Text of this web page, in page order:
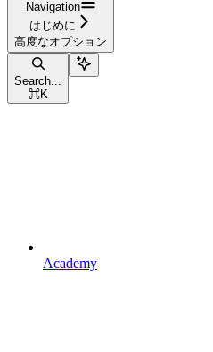
Navigation
はじめに
高度なオプション
Search...
⌘K
Academy